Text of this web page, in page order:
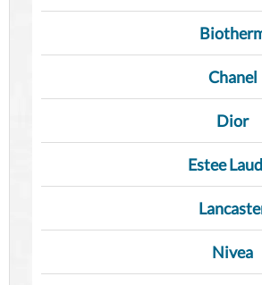
Chanel
Dior
Estee
Nivea